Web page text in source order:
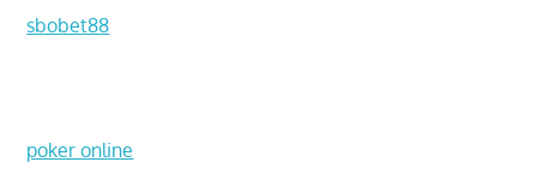
sbobet88
poker online